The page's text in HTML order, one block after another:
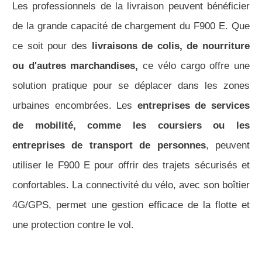
Les professionnels de la livraison peuvent bénéficier
de la grande capacité de chargement du F900 E. Que
ce soit pour des
livraisons de colis, de nourriture
ou d'autres marchandises, ce vélo cargo offre une
solution pratique pour se déplacer dans les zones
urbaines encombrées. Les entreprises de services
de mobilité, comme les coursiers ou les
entreprises de transport de personnes, peuvent
utiliser le F900 E pour offrir des trajets sécurisés et
confortables. La connectivité du vélo, avec son boîtier
4G/GPS, permet une gestion efficace de la flotte et
une protection contre le vol.